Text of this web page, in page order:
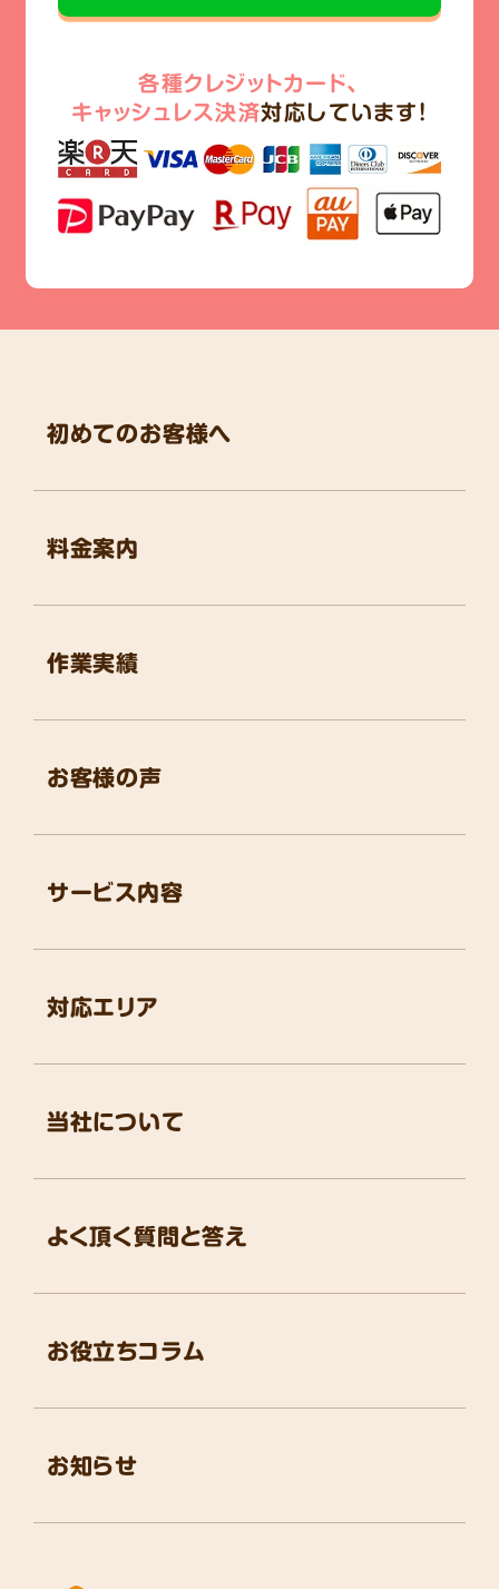
各種クレジットカード、
キャッシュレス決済対応しています!
初めてのお客様へ
料金案内
作業実績
お客様の声
お役立ちコラム
よく頂く質問と答え
お知らせ
サービス内容
対応エリア
当社について